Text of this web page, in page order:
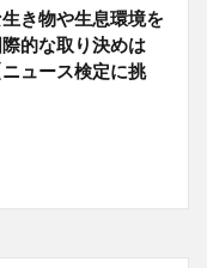
き物や生息環境を
的な取り決めは
ュース検定に挑